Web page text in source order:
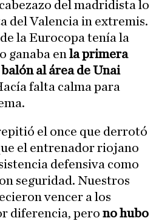
del madridista lo
del Valencia in extremis.
la Eurocopa tenía la
ganaba en la primera
al área de Unai
falta calma para
el once que derrotó
el entrenador riojano
defensiva como
seguridad. Nuestros
vencer a los
diferencia, pero no hubo